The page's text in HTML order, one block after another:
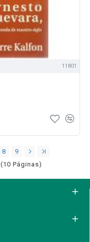
11801
8
9
Páginas)